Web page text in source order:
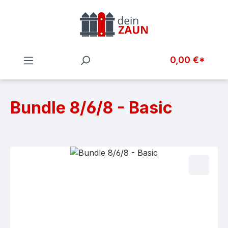
Zum Hauptinhalt springen
0,00 €*
Bundle 8/6/8 - Basic
Bildergalerie überspringen